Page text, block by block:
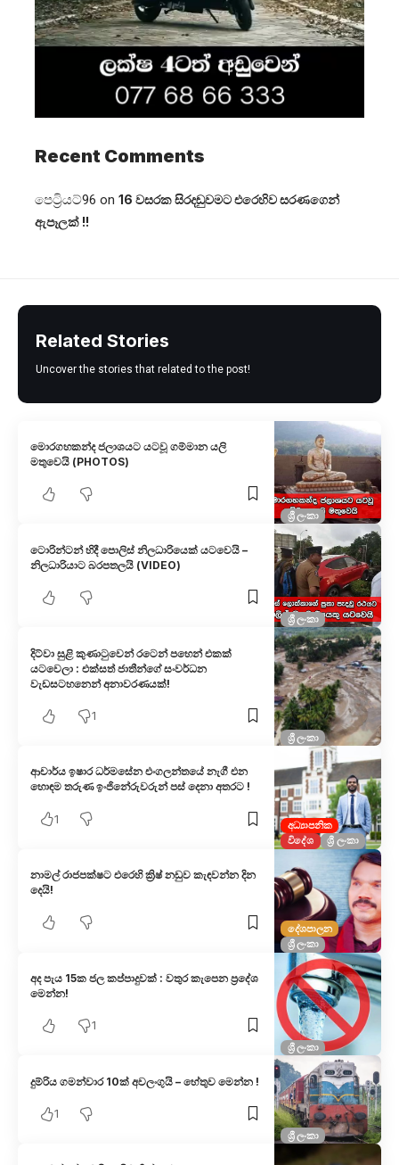
Recent Comments
පෙට්‍රියට්96 on 16 වසරක සිරදඬුවමට එරෙහිව සරණගෙන්
ඇපෑලක් !!
Related Stories
Uncover the stories that related to the post!
ශ්‍රී ලංකා
මොරගහකන්ද ජලාශයට යටවූ ගම්මාන යලි
මතුවෙයි (PHOTOS)
ශ්‍රී ලංකා
ටොරින්ටන් හිදී පොලිස් නිලධාරියෙක් යටවෙයි –
නිලධාරියාට බරපතලයි (VIDEO)
ශ්‍රී ලංකා
දිට්වා සුළි කුණාටුවෙන් රටෙන් පහෙන් එකක්
යටවෙලා : එක්සත් ජාතීන්ගේ සංවර්ධන
වැඩසටහනෙ​න් අනාවරණයක්!
1
අධ්‍යාපනික
විදේශ
ශ්‍රී ලංකා
ආචාර්ය ඉෂාර ධර්මසේන එංගලන්තයේ නැගී එන
හොඳම තරුණ ඉංජිනේරුවරුන් පස් දෙනා අතරට !
1
දේශපාලන
ශ්‍රී ලංකා
නාමල් රාජපක්ෂට එරෙහි ක්‍රිෂ් නඩුව කැඳවන්න දින
දෙයි!
ශ්‍රී ලංකා
අද පැය 15ක ජල කප්පාදුවක් : වතුර කැපෙන ප්‍රදේශ
මෙන්න!
1
ශ්‍රී ලංකා
දුම්රිය ගමන්වාර 10ක් අවලංගුයි – හේතුව මෙන්න !
1